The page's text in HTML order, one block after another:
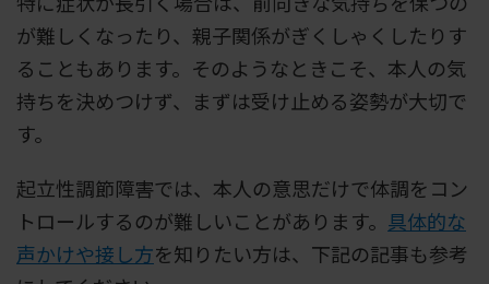
が難しくなったり、親子関係がぎくしゃくしたりす
ることもあります。そのようなときこそ、本人の気
持ちを決めつけず、まずは受け止める姿勢が大切で
す。
起立性調節障害では、本人の意思だけで体調をコン
トロールするのが難しいことがあります。 具体的な
声かけや接し方を知りたい方は、下記の記事も参考